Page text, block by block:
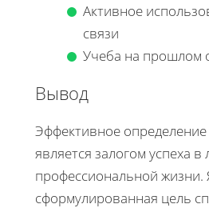
Активное
связи
Учеба на прошлом
Вывод
Эффективное определение
является залогом успеха
профессиональной жизни.
сформулированная цель